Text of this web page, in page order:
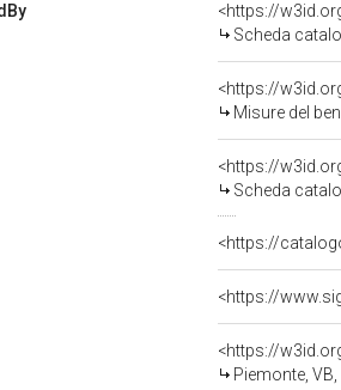
<https://
Scheda
<https://
Misure del
<https://
Scheda
<https://
<https://
<https://
Piemonte,